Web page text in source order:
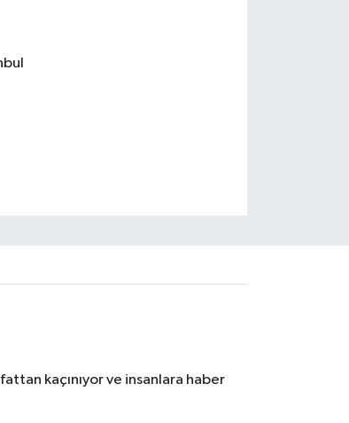
kaçınıyor ve insanlara haber